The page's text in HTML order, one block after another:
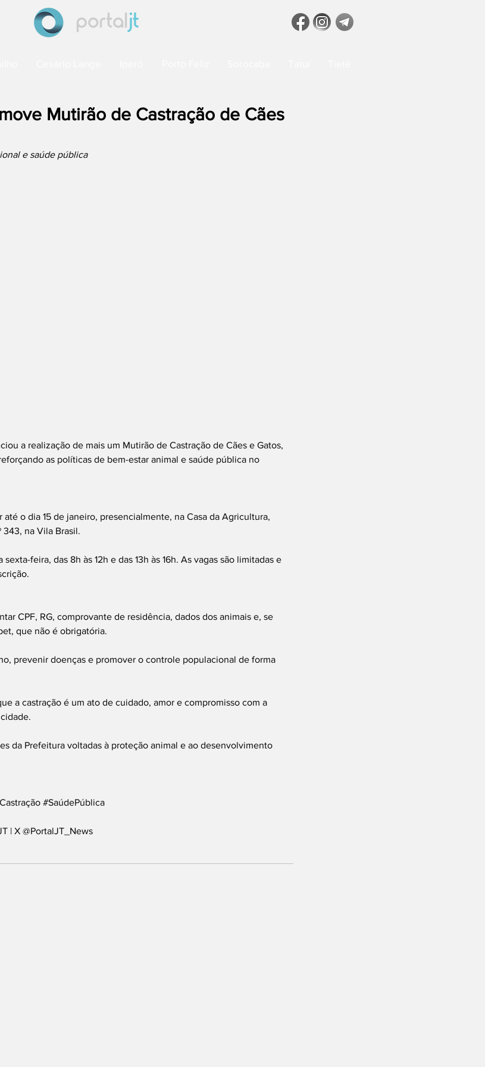
Mutirão de Castração de Cães
e saúde pública
a realização de mais um Mutirão de Castração de Cães e Gatos,
as políticas de bem-estar animal e saúde pública no
o dia 15 de janeiro, presencialmente, na Casa da Agricultura,
343, na Vila Brasil.
feira, das 8h às 12h e das 13h às 16h. As vagas são limitadas e
CPF, RG, comprovante de residência, dados dos animais e, se
que não é obrigatória.
prevenir doenças e promover o controle populacional de forma
a castração é um ato de cuidado, amor e compromisso com a
da Prefeitura voltadas à proteção animal e ao desenvolvimento
#SaúdePública
| X @PortalJT_News